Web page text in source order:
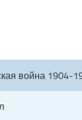
война 1904-